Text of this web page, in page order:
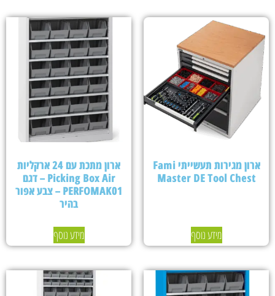
ארון מגירות תעשייתי Fami
Master DE Tool Chest
מידע נוסף
ארון מתכת עם 24 ארקליות
Picking Box Air – דגם
PERFOMAK01 – צבע אפור
בהיר
מידע נוסף